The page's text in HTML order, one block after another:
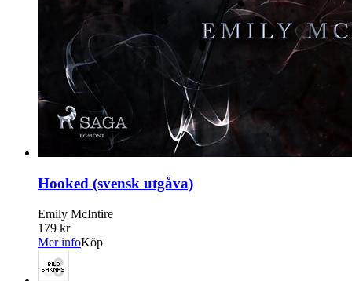
Hooked (svensk utgåva)
Emily McIntire
179 kr
Mer infoKöp